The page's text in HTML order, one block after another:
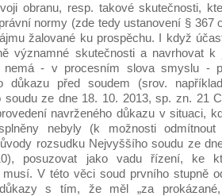
obranu, resp. takové skutečnosti,
normy (zde tedy ustanovení § 367
žalované ku prospěchu. I když
významné skutečnosti a navrhovat k
nemá - v procesním slova smyslu -
důkazu před soudem (srov.
soudu ze dne 18. 10. 2013, sp. zn. 21
navrženého důkazu v situaci,
nebyly (k možnosti
rozsudku Nejvyššího soudu ze
posuzovat jako vadu řízení, ke
musí. V této věci soud prvního stupně
s tím, že měl „za